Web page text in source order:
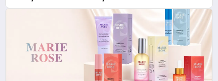
Düzenleyici Onaylarını Aldı